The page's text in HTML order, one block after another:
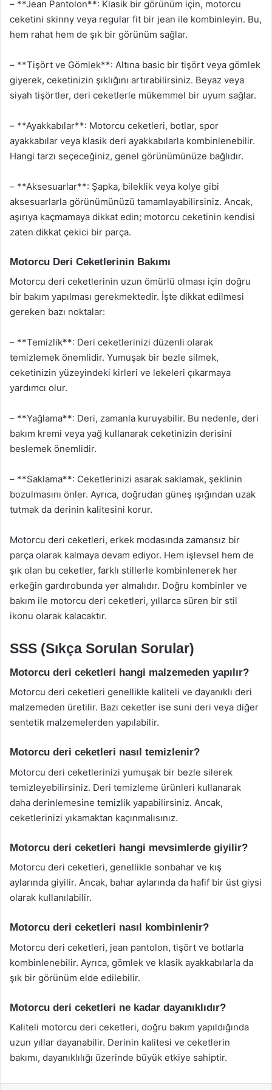
– **Jean Pantolon**: Klasik bir görünüm için, motorcu
ceketini skinny veya regular fit bir jean ile kombinleyin. Bu,
hem rahat hem de şık bir görünüm sağlar.
– **Tişört ve Gömlek**: Altına basic bir tişört veya gömlek
giyerek, ceketinizin şıklığını artırabilirsiniz. Beyaz veya
siyah tişörtler, deri ceketlerle mükemmel bir uyum sağlar.
– **Ayakkabılar**: Motorcu ceketleri, botlar, spor
ayakkabılar veya klasik deri ayakkabılarla kombinlenebilir.
Hangi tarzı seçeceğiniz, genel görünümünüze bağlıdır.
– **Aksesuarlar**: Şapka, bileklik veya kolye gibi
aksesuarlarla görünümünüzü tamamlayabilirsiniz. Ancak,
aşırıya kaçmamaya dikkat edin; motorcu ceketinin kendisi
zaten dikkat çekici bir parça.
Motorcu Deri Ceketlerinin Bakımı
Motorcu deri ceketlerinin uzun ömürlü olması için doğru
bir bakım yapılması gerekmektedir. İşte dikkat edilmesi
gereken bazı noktalar:
– **Temizlik**: Deri ceketlerinizi düzenli olarak
temizlemek önemlidir. Yumuşak bir bezle silmek,
ceketinizin yüzeyindeki kirleri ve lekeleri çıkarmaya
yardımcı olur.
– **Yağlama**: Deri, zamanla kuruyabilir. Bu nedenle, deri
bakım kremi veya yağ kullanarak ceketinizin derisini
beslemek önemlidir.
– **Saklama**: Ceketlerinizi asarak saklamak, şeklinin
bozulmasını önler. Ayrıca, doğrudan güneş ışığından uzak
tutmak da derinin kalitesini korur.
Motorcu deri ceketleri, erkek modasında zamansız bir
parça olarak kalmaya devam ediyor. Hem işlevsel hem de
şık olan bu ceketler, farklı stillerle kombinlenerek her
erkeğin gardırobunda yer almalıdır. Doğru kombinler ve
bakım ile motorcu deri ceketleri, yıllarca süren bir stil
ikonu olarak kalacaktır.
SSS (Sıkça Sorulan Sorular)
Motorcu deri ceketleri hangi malzemeden yapılır?
Motorcu deri ceketleri genellikle kaliteli ve dayanıklı deri
malzemeden üretilir. Bazı ceketler ise suni deri veya diğer
sentetik malzemelerden yapılabilir.
Motorcu deri ceketleri nasıl temizlenir?
Motorcu deri ceketlerinizi yumuşak bir bezle silerek
temizleyebilirsiniz. Deri temizleme ürünleri kullanarak
daha derinlemesine temizlik yapabilirsiniz. Ancak,
ceketlerinizi yıkamaktan kaçınmalısınız.
Motorcu deri ceketleri hangi mevsimlerde giyilir?
Motorcu deri ceketleri, genellikle sonbahar ve kış
aylarında giyilir. Ancak, bahar aylarında da hafif bir üst giysi
olarak kullanılabilir.
Motorcu deri ceketleri nasıl kombinlenir?
Motorcu deri ceketleri, jean pantolon, tişört ve botlarla
kombinlenebilir. Ayrıca, gömlek ve klasik ayakkabılarla da
şık bir görünüm elde edilebilir.
Motorcu deri ceketleri ne kadar dayanıklıdır?
Kaliteli motorcu deri ceketleri, doğru bakım yapıldığında
uzun yıllar dayanabilir. Derinin kalitesi ve ceketlerin
bakımı, dayanıklılığı üzerinde büyük etkiye sahiptir.